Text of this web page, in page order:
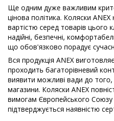
Ще одним дуже важливим
цінова політика. Коляски
вартістю серед товарів цього
надійні, безпечні,
що обов'язково порадує
Вся продукція ANEX
проходить багаторівневий
виявити можливі вади до
магазини. Коляски ANEX
вимогам Європейського
підтверджується наявністю